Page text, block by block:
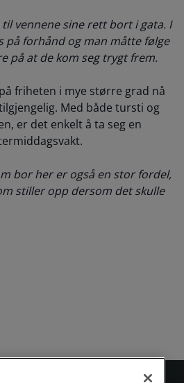
vennene sine rett bort i gata. I
på forhånd og man måtte følge
på at de kom seg trygt frem.
friheten i mye større grad nå
Med både tursti og
er det enkelt å ta seg en
bor her er også en stor fordel,
stiller opp dersom det skulle